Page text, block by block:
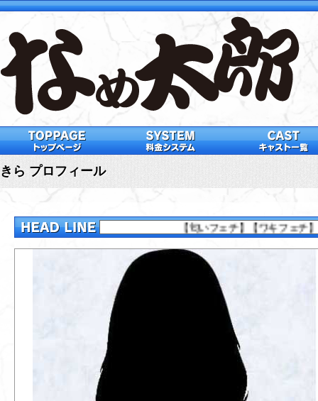
きら プロフィール
【匂いフェチ】【ワキフェチ】【